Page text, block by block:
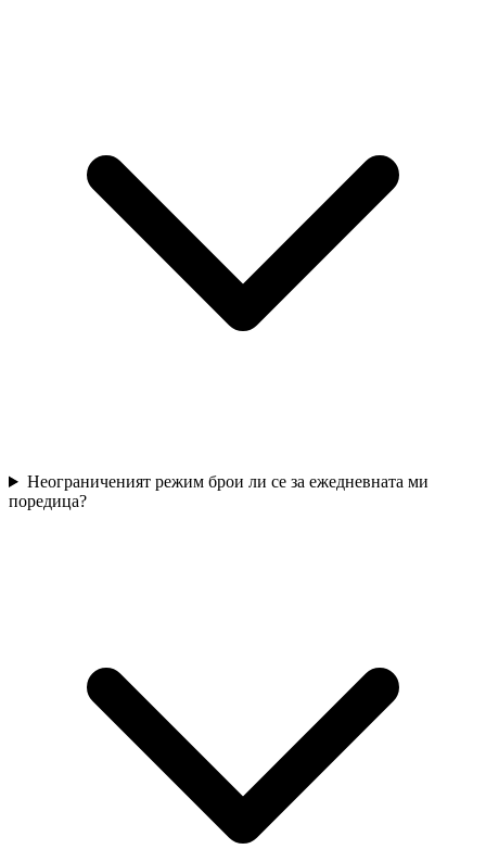
Неограниченият режим брои ли се за ежедневната ми
поредица?